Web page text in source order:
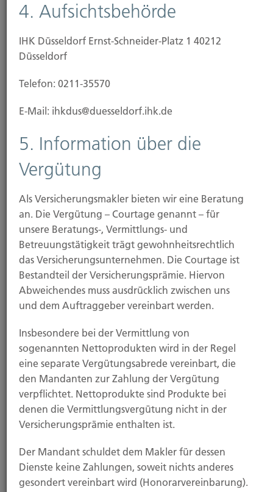
Rechtsschutz
Die Verwaltungsbehörde will Ihnen den
Verkehrsvorschriften verletzt haben sollen. Sie
Wohnungs- und
Grundstücksrechtsschutz
Mit diesem Baustein haben Sie Versicherungsschutz,
wenn Sie Ihre Interessen als Haus-, Wohnungs- und
Grundstückseigentümer oder als Mieter
durchsetzen wollen, zum Beispiel bei
Mieterhöhung, Kündigung oder Streit um die
Sozialgerichts-Rechtsschutz
Die gesetzliche Kranken-, Unfall-, Renten- oder
Arbeitslosenversicherung leistet nicht angemessen,
und Sie müssen einen Prozess vor einem deutschen
Sozialgericht anstrengen, um Ihr Recht zu
4. Aufsichtsbehörde
IHK Düsseldorf Ernst-Schneider-Platz 1 40212
Düsseldorf
Telefon: 0211-35570
E-Mail: ihkdus@duesseldorf.ihk.de
5. Information über die
Vergütung
Als Versicherungsmakler bieten wir eine Beratung
an. Die Vergütung – Courtage genannt – für
unsere Beratungs-, Vermittlungs- und
Betreuungstätigkeit trägt gewohnheitsrechtlich
das Versicherungsunternehmen. Die Courtage ist
Bestandteil der Versicherungsprämie. Hiervon
Abweichendes muss ausdrücklich zwischen uns
und dem Auftraggeber vereinbart werden.
Insbesondere bei der Vermittlung von
sogenannten Nettoprodukten wird in der Regel
eine separate Vergütungsabrede vereinbart, die
den Mandanten zur Zahlung der Vergütung
verpflichtet. Nettoprodukte sind Produkte bei
denen die Vermittlungsvergütung nicht in der
Versicherungsprämie enthalten ist.
Der Mandant schuldet dem Makler für dessen
Dienste keine Zahlungen, soweit nichts anderes
gesondert vereinbart wird (Honorarvereinbarung).